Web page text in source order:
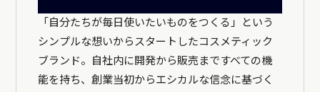
「自分たちが毎日使いたいものをつくる」という
シンプルな想いからスタートしたコスメティック
ブランド。自社内に開発から販売まですべての機
能を持ち、創業当初からエシカルな信念に基づく